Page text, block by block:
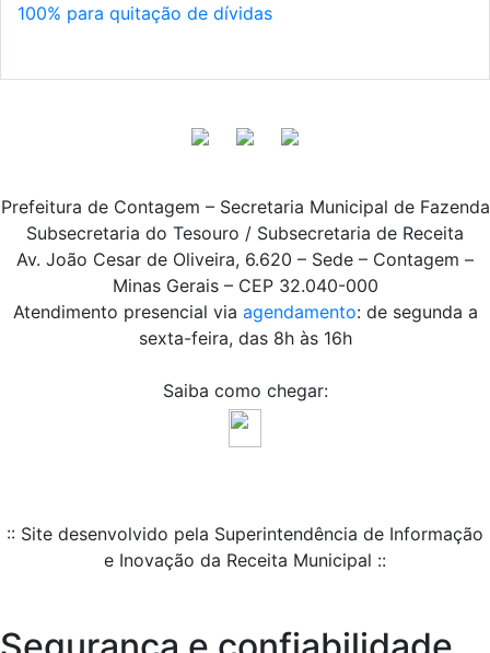
100% para quitação de dívidas
Prefeitura de Contagem – Secretaria Municipal de Fazenda
Subsecretaria do Tesouro / Subsecretaria de Receita
Av. João Cesar de Oliveira, 6.620 – Sede – Contagem –
Minas Gerais – CEP 32.040-000
Atendimento presencial via agendamento: de segunda a
sexta-feira, das 8h às 16h
Saiba como chegar:
:: Site desenvolvido pela Superintendência de Informação
e Inovação da Receita Municipal ::